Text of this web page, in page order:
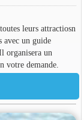
leurs attractiosn
avec un guide
organisera un
votre demande.